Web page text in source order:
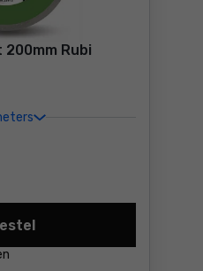
Rubi
Zaagblad diamant 200mm